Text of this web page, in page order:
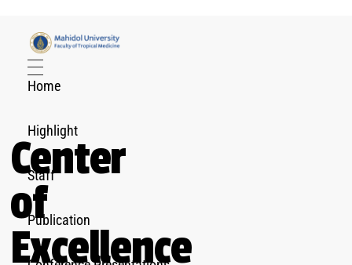
Center of Excellence for Antibody Research
Just another Faculty of Tropical Medicine Sites site
Home
Highlight
Staff
Publication
Center
of
Excellence